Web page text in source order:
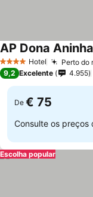
4 EstrelasHotel Perto do
AP Dona
9,2 Excelente 4.955
De € 75
Consulte os preços
Escolha popular